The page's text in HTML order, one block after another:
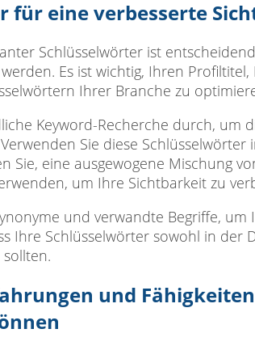
für eine verbesserte
Schlüsselwörter ist
Es ist wichtig, Ihren
Ihrer Branche zu
Keyword-Recherche durch, um
Sie diese
Sie, eine ausgewogene Mischung
um Ihre Sichtbarkeit zu
und verwandte Begriffe,
Ihre Schlüsselwörter sowohl in der
und